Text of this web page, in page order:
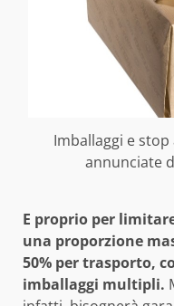
Imballaggi e
annunciate
E proprio per
una proporzione
50% per trasporto,
imballaggi multipli.